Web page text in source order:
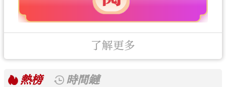
了解更多
熱榜
時間鏈